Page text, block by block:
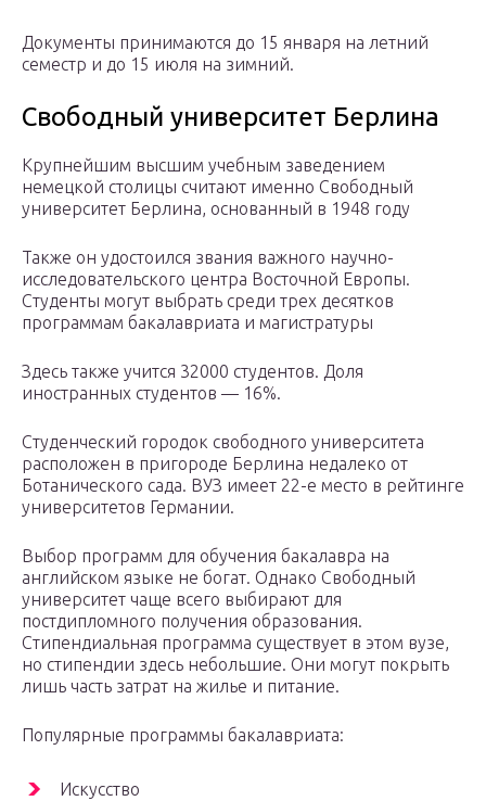
Документы принимаются до 15 января на летний
семестр и до 15 июля на зимний.
Свободный университет Берлина
Крупнейшим высшим учебным заведением
немецкой столицы считают именно Свободный
университет Берлина, основанный в 1948 году
Также он удостоился звания важного научно-
исследовательского центра Восточной Европы.
Студенты могут выбрать среди трех десятков
программам бакалавриата и магистратуры
Здесь также учится 32000 студентов. Доля
иностранных студентов — 16%.
Студенческий городок свободного университета
расположен в пригороде Берлина недалеко от
Ботанического сада. ВУЗ имеет 22-е место в рейтинге
университетов Германии.
Выбор программ для обучения бакалавра на
английском языке не богат. Однако Свободный
университет чаще всего выбирают для
постдипломного получения образования.
Стипендиальная программа существует в этом вузе,
но стипендии здесь небольшие. Они могут покрыть
лишь часть затрат на жилье и питание.
Популярные программы бакалавриата:
Искусство